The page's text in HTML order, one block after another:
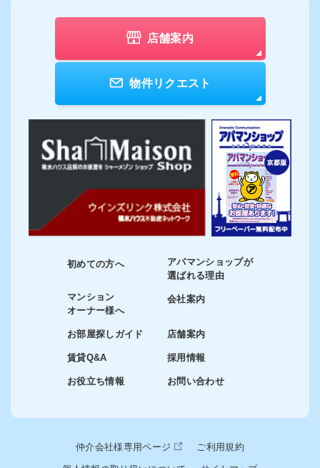
店舗案内
物件リクエスト
初めての方へ
マンション
オーナー様へ
お部屋探しガイド
賃貸Q&A
お役立ち情報
アパマンショップが
選ばれる理由
会社案内
店舗案内
採用情報
お問い合わせ
仲介会社様専用ページ ご利用規約